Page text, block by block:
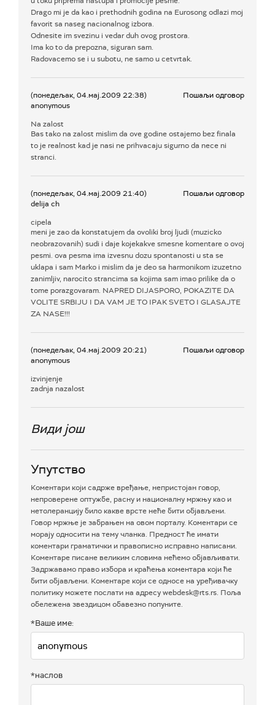
Drago mi je da kao i prethodnih godina na Eurosong odlazi moj
favorit sa naseg nacionalnog izbora.
Odnesite im svezinu i vedar duh ovog prostora.
Ima ko to da prepozna, siguran sam.
Radovacemo se i u subotu, ne samo u cetvrtak.
(понедељак, 04.мај.2009 22:38)
anonymous
Пошаљи одговор
Na zalost
Bas tako na zalost mislim da ove godine ostajemo bez finala
to je realnost kad je nasi ne prihvacaju sigurno da nece ni
stranci.
(понедељак, 04.мај.2009 21:40)
delija ch
Пошаљи одговор
cipela
meni je zao da konstatujem da ovoliki broj ljudi (muzicko
neobrazovanih) sudi i daje kojekakve smesne komentare o ovoj
pesmi. ova pesma ima izvesnu dozu spontanosti u sta se
uklapa i sam Marko i mislim da je deo sa harmonikom izuzetno
zanimljiv, narocito strancima sa kojima sam imao prilike da o
tome porazgovaram. NAPRED DIJASPORO, POKAZITE DA
VOLITE SRBIJU I DA VAM JE TO IPAK SVETO I GLASAJTE
ZA NASE!!!
(понедељак, 04.мај.2009 20:21)
anonymous
Пошаљи одговор
izvinjenje
zadnja nazalost
Види још
Упутство
Коментари који садрже вређање, непристојан говор,
непроверене оптужбе, расну и националну мржњу као и
нетолеранцију било какве врсте неће бити објављени.
Говор мржње је забрањен на овом порталу. Коментари се
морају односити на тему чланка. Предност ће имати
коментари граматички и правописно исправно написани.
Коментаре писане великим словима нећемо објављивати.
Задржавамо право избора и краћења коментара који ће
бити објављени. Коментаре који се односе на уређивачку
политику можете послати на адресу webdesk@rts.rs. Поља
обележена звездицом обавезно попуните.
*Ваше име:
*наслов